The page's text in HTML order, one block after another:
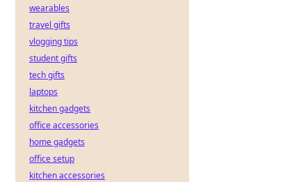
wearables
travel gifts
vlogging tips
student gifts
tech gifts
laptops
kitchen gadgets
office accessories
home gadgets
office setup
kitchen accessories